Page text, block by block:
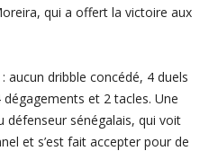
qui a offert la victoire aux
aucun dribble concédé, 4 duels
et 2 tacles. Une
défenseur sénégalais, qui voit
et s’est fait accepter pour de